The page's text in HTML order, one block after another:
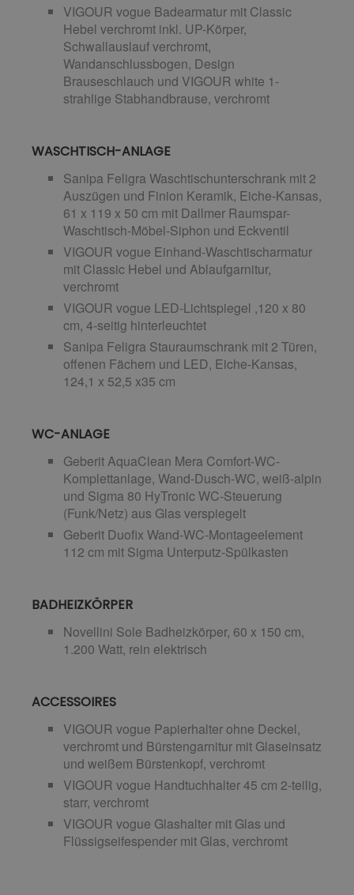
VIGOUR vogue Badearmatur mit Classic
Hebel verchromt inkl. UP-Körper,
Schwallauslauf verchromt,
Wandanschlussbogen, Design
Brauseschlauch und VIGOUR white 1-
strahlige Stabhandbrause, verchromt
WASCHTISCH-ANLAGE
Sanipa Feligra Waschtischunterschrank mit 2
Auszügen und Finion Keramik, Eiche-Kansas,
61 x 119 x 50 cm mit Dallmer Raumspar-
Waschtisch-Möbel-Siphon und Eckventil
VIGOUR vogue Einhand-Waschtischarmatur
mit Classic Hebel und Ablaufgarnitur,
verchromt
VIGOUR vogue LED-Lichtspiegel ,120 x 80
cm, 4-seitig hinterleuchtet
Sanipa Feligra Stauraumschrank mit 2 Türen,
offenen Fächern und LED, Eiche-Kansas,
124,1 x 52,5 x35 cm
WC-ANLAGE
Geberit AquaClean Mera Comfort-WC-
Komplettanlage, Wand-Dusch-WC, weiß-alpin
und Sigma 80 HyTronic WC-Steuerung
(Funk/Netz) aus Glas verspiegelt
Geberit Duofix Wand-WC-Montageelement
112 cm mit Sigma Unterputz-Spülkasten
BADHEIZKÖRPER
Novellini Sole Badheizkörper, 60 x 150 cm,
1.200 Watt, rein elektrisch
ACCESSOIRES
VIGOUR vogue Papierhalter ohne Deckel,
verchromt und Bürstengarnitur mit Glaseinsatz
und weißem Bürstenkopf, verchromt
VIGOUR vogue Handtuchhalter 45 cm 2-teilig,
starr, verchromt
VIGOUR vogue Glashalter mit Glas und
Flüssigseifespender mit Glas, verchromt